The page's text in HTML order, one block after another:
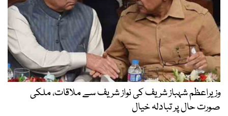
وزیراعظم شہباز شریف کی نواز شریف سے ملاقات، ملکی
صورت حال پر تبادلہ خیال